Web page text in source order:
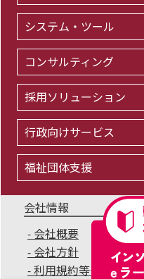
システム・ツール
コンサルティング
採用ソリューション
行政向けサービス
福祉団体支援
会社情報
会社概要
IR情
会社方針
個人
利用規約等一覧
商